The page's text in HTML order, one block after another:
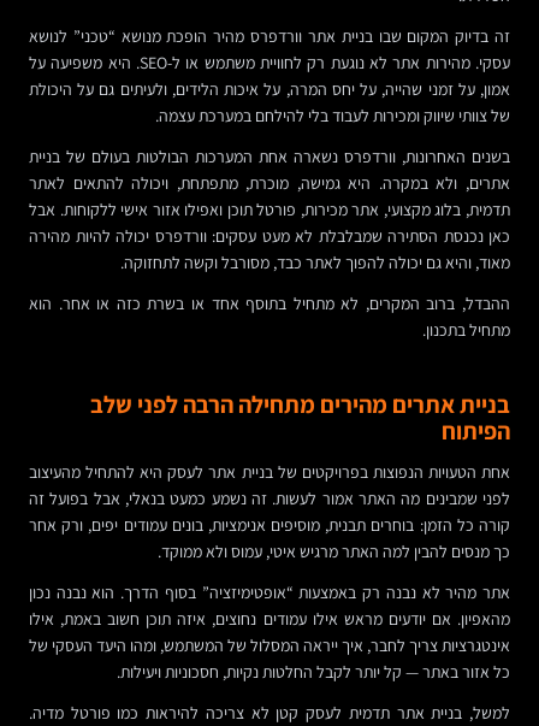
זה בדיוק המקום שבו בניית אתר וורדפרס מהיר הופכת מנושא “טכני” לנושא
עסקי. מהירות אתר לא נוגעת רק לחוויית משתמש או ל-SEO. היא משפיעה על
אמון, על זמני שהייה, על יחס המרה, על איכות הלידים, ולעיתים גם על היכולת
של צוותי שיווק ומכירות לעבוד בלי להילחם במערכת עצמה.
בשנים האחרונות, וורדפרס נשארה אחת המערכות הבולטות בעולם של בניית
אתרים, ולא במקרה. היא גמישה, מוכרת, מתפתחת, ויכולה להתאים לאתר
תדמית, בלוג מקצועי, אתר מכירות, פורטל תוכן ואפילו אזור אישי ללקוחות. אבל
כאן נכנסת הסתירה שמבלבלת לא מעט עסקים: וורדפרס יכולה להיות מהירה
מאוד, והיא גם יכולה להפוך לאתר כבד, מסורבל וקשה לתחזוקה.
ההבדל, ברוב המקרים, לא מתחיל בתוסף אחד או בשרת כזה או אחר. הוא
מתחיל בתכנון.
בניית אתרים מהירים מתחילה הרבה לפני שלב
הפיתוח
אחת הטעויות הנפוצות בפרויקטים של בניית אתר לעסק היא להתחיל מהעיצוב
לפני שמבינים מה האתר אמור לעשות. זה נשמע כמעט בנאלי, אבל בפועל זה
קורה כל הזמן: בוחרים תבנית, מוסיפים אנימציות, בונים עמודים יפים, ורק אחר
כך מנסים להבין למה האתר מרגיש איטי, עמוס ולא ממוקד.
אתר מהיר לא נבנה רק באמצעות “אופטימיזציה” בסוף הדרך. הוא נבנה נכון
מהאפיון. אם יודעים מראש אילו עמודים נחוצים, איזה תוכן חשוב באמת, אילו
אינטגרציות צריך לחבר, איך ייראה המסלול של המשתמש, ומהו היעד העסקי של
כל אזור באתר — קל יותר לקבל החלטות נקיות, חסכוניות ויעילות.
למשל, בניית אתר תדמית לעסק קטן לא צריכה להיראות כמו פורטל מדיה.